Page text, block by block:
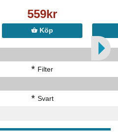
559kr
Köp
* Filter
* Svart